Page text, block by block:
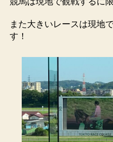
また大きいレースは現地
す！